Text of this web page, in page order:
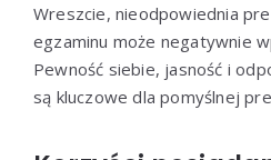
Wreszcie, nieodpowiednia
egzaminu może negatywnie
Pewność siebie, jasność i
są kluczowe dla pomyślnej